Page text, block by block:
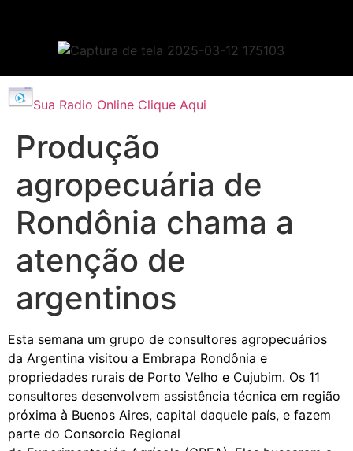
Sua Radio Online Clique Aqui
Produção
agropecuária de
Rondônia chama a
atenção de
argentinos
Esta semana um grupo de consultores agropecuários
da Argentina visitou a Embrapa Rondônia e
propriedades rurais de Porto Velho e Cujubim. Os 11
consultores desenvolvem assistência técnica em região
próxima à Buenos Aires, capital daquele país, e fazem
parte do Consorcio Regional